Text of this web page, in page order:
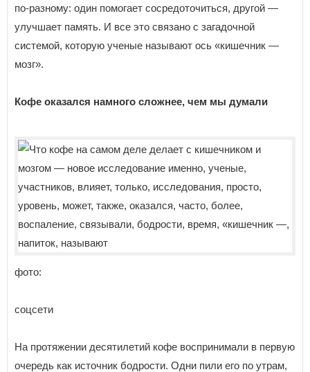
по-разному: один помогает сосредоточиться, другой —
улучшает память. И все это связано с загадочной
системой, которую ученые называют ось «кишечник —
мозг».
Кофе оказался намного сложнее, чем мы думали
фото:
соцсети
На протяжении десятилетий кофе воспринимали в первую
очередь как источник бодрости. Одни пили его по утрам,